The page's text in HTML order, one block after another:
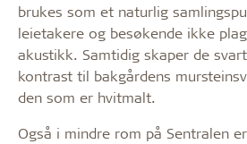
brukes som et naturlig
leietakere og besøkende ikke
akustikk. Samtidig skaper de
kontrast til bakgårdens
den som er hvitmalt.
Også i mindre rom på Sentralen